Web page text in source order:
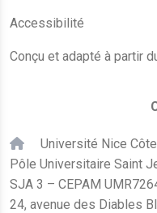
Accessibilité
Conçu et adapté à partir
Université Nice
Pôle Universitaire Saint
SJA 3 – CEPAM
24, avenue des Diables